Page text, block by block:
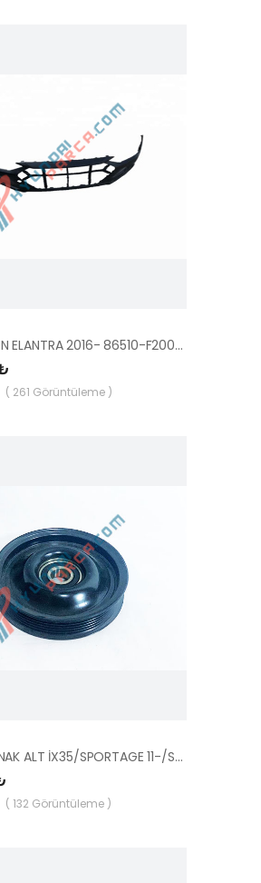
TAMPON ÖN ELANTRA 2016- 86510-F2000-MOBIS
( 261 Görüntüleme )
AVARE KASNAK ALT İX35/SPORTAGE 11-/SORENTO 10 25288-27000 -KORE
( 132 Görüntüleme )